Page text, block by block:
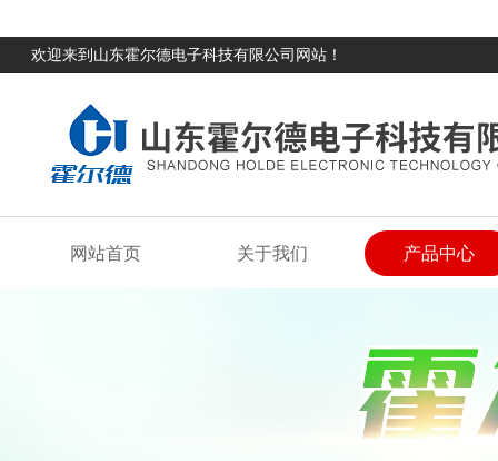
欢迎来到山东霍尔德电子科技有限公司网站！
网站首页 关于我们 产品中心